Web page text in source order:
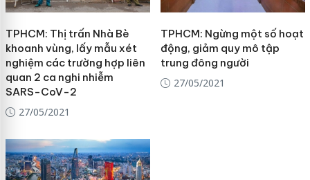
TPHCM: Thị trấn Nhà Bè
khoanh vùng, lấy mẫu xét
nghiệm các trường hợp liên
quan 2 ca nghi nhiễm
SARS-CoV-2
27/05/2021
TPHCM: Ngừng một số hoạt
động, giảm quy mô tập
trung đông người
27/05/2021